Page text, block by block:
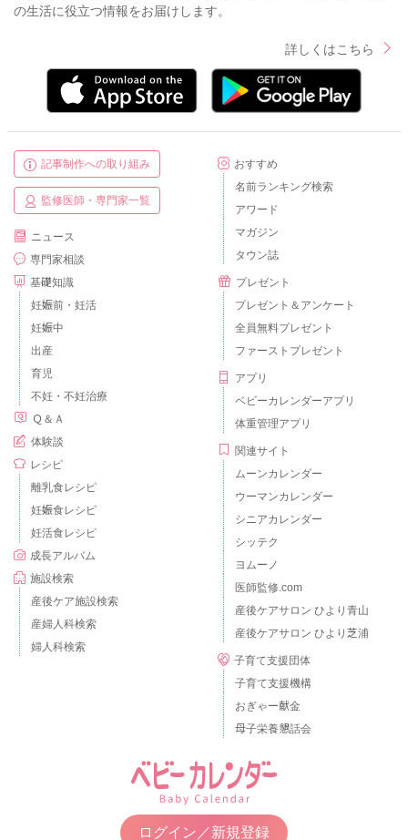
の生活に役立つ情報をお届けします。
詳しくはこちら
記事制作への取り組み
監修医師・専門家一覧
ニュース
専門家相談
基礎知識
妊娠前・妊活
妊娠中
出産
育児
不妊・不妊治療
Ｑ＆Ａ
体験談
レシピ
離乳食レシピ
妊娠食レシピ
妊活食レシピ
成長アルバム
施設検索
産後ケア施設検索
産婦人科検索
婦人科検索
おすすめ
名前ランキング検索
アワード
マガジン
タウン誌
プレゼント
プレゼント＆アンケート
全員無料プレゼント
ファーストプレゼント
アプリ
ベビーカレンダーアプリ
体重管理アプリ
関連サイト
ムーンカレンダー
ウーマンカレンダー
シニアカレンダー
シッテク
ヨムーノ
医師監修.com
産後ケアサロン ひより青山
産後ケアサロン ひより芝浦
子育て支援団体
子育て支援機構
おぎゃー献金
母子栄養懇話会
ログイン／新規登録